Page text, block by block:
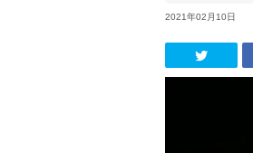
2021年02月10日